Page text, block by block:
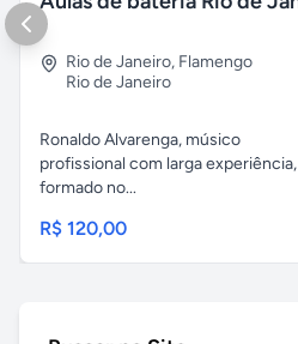
Rio de Janeiro, Flamengo
Rio de Janeiro
Ronaldo Alvarenga, músico
profissional com larga experiência,
formado no...
R$ 120,00